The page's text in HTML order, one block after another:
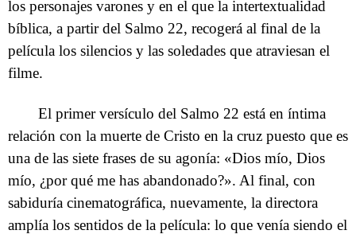
los personajes varones y en el que la intertextualidad
bíblica, a partir del Salmo 22, recogerá al final de la
película los silencios y las soledades que atraviesan el
filme.
El primer versículo del Salmo 22 está en íntima
relación con la muerte de Cristo en la cruz puesto que es
una de las siete frases de su agonía: «Dios mío, Dios
mío, ¿por qué me has abandonado?». Al final, con
sabiduría cinematográfica, nuevamente, la directora
amplía los sentidos de la película: lo que venía siendo el